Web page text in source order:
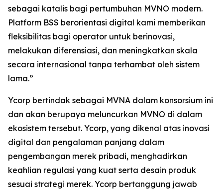
sebagai katalis bagi pertumbuhan MVNO modern.
Platform BSS berorientasi digital kami memberikan
fleksibilitas bagi operator untuk berinovasi,
melakukan diferensiasi, dan meningkatkan skala
secara internasional tanpa terhambat oleh sistem
lama.”
Ycorp bertindak sebagai MVNA dalam konsorsium ini
dan akan berupaya meluncurkan MVNO di dalam
ekosistem tersebut. Ycorp, yang dikenal atas inovasi
digital dan pengalaman panjang dalam
pengembangan merek pribadi, menghadirkan
keahlian regulasi yang kuat serta desain produk
sesuai strategi merek. Ycorp bertanggung jawab